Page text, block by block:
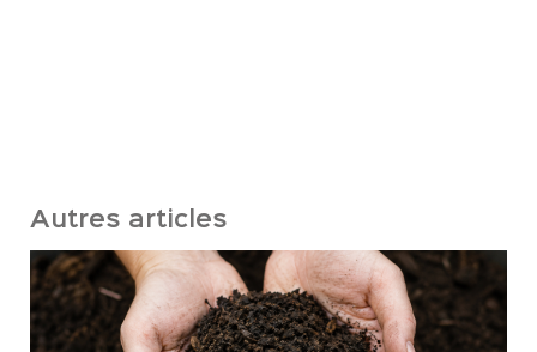
Autres articles